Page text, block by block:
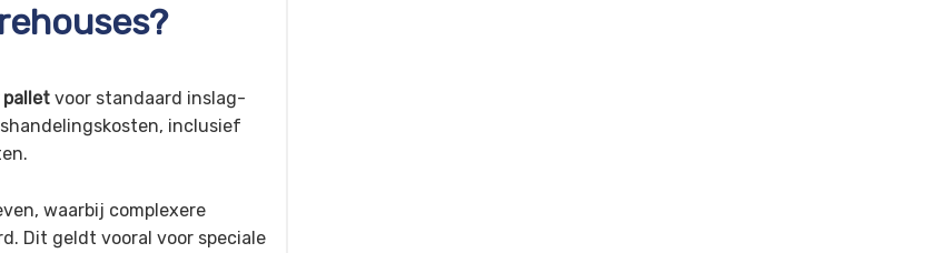
voor standaard inslag-
inclusief
waarbij complexere
Dit geldt vooral voor speciale